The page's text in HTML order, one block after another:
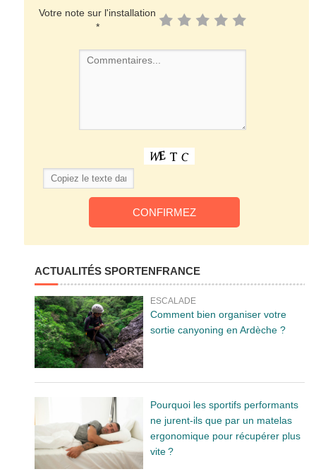
Votre note sur l'installation
*
ACTUALITÉS SPORTENFRANCE
ESCALADE
Comment bien organiser votre
sortie canyoning en Ardèche ?
Pourquoi les sportifs performants
ne jurent-ils que par un matelas
ergonomique pour récupérer plus
vite ?